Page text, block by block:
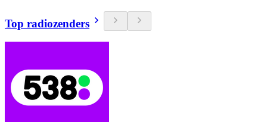
Top radiozenders